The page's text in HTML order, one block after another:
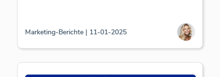
Marketing-Berichte | 11-01-2025